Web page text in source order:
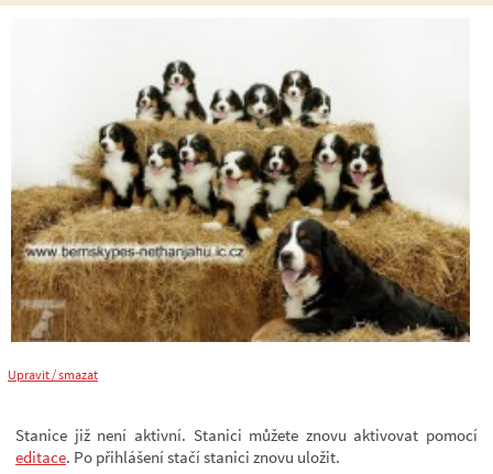
Upravit / smazat
Stanice již není aktivní. Stanici můžete znovu aktivovat pomocí
editace. Po přihlášení stačí stanici znovu uložit.